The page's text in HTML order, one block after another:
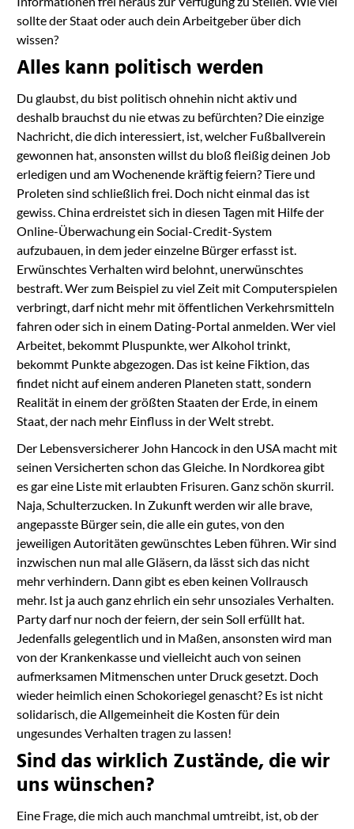
sollte der Staat oder auch dein Arbeitgeber über dich
wissen?
Alles kann politisch werden
Du glaubst, du bist politisch ohnehin nicht aktiv und
deshalb brauchst du nie etwas zu befürchten? Die einzige
Nachricht, die dich interessiert, ist, welcher Fußballverein
gewonnen hat, ansonsten willst du bloß fleißig deinen Job
erledigen und am Wochenende kräftig feiern? Tiere und
Proleten sind schließlich frei. Doch nicht einmal das ist
gewiss. China erdreistet sich in diesen Tagen mit Hilfe der
Online-Überwachung ein Social-Credit-System
aufzubauen, in dem jeder einzelne Bürger erfasst ist.
Erwünschtes Verhalten wird belohnt, unerwünschtes
bestraft. Wer zum Beispiel zu viel Zeit mit Computerspielen
verbringt, darf nicht mehr mit öffentlichen Verkehrsmitteln
fahren oder sich in einem Dating-Portal anmelden. Wer viel
Arbeitet, bekommt Pluspunkte, wer Alkohol trinkt,
bekommt Punkte abgezogen. Das ist keine Fiktion, das
findet nicht auf einem anderen Planeten statt, sondern
Realität in einem der größten Staaten der Erde, in einem
Staat, der nach mehr Einfluss in der Welt strebt.
Der Lebensversicherer John Hancock in den USA macht mit
seinen Versicherten schon das Gleiche. In Nordkorea gibt
es gar eine Liste mit erlaubten Frisuren. Ganz schön skurril.
Naja, Schulterzucken. In Zukunft werden wir alle brave,
angepasste Bürger sein, die alle ein gutes, von den
jeweiligen Autoritäten gewünschtes Leben führen. Wir sind
inzwischen nun mal alle Gläsern, da lässt sich das nicht
mehr verhindern. Dann gibt es eben keinen Vollrausch
mehr. Ist ja auch ganz ehrlich ein sehr unsoziales Verhalten.
Party darf nur noch der feiern, der sein Soll erfüllt hat.
Jedenfalls gelegentlich und in Maßen, ansonsten wird man
von der Krankenkasse und vielleicht auch von seinen
aufmerksamen Mitmenschen unter Druck gesetzt. Doch
wieder heimlich einen Schokoriegel genascht? Es ist nicht
solidarisch, die Allgemeinheit die Kosten für dein
ungesundes Verhalten tragen zu lassen!
Sind das wirklich Zustände, die wir
uns wünschen?
Eine Frage, die mich auch manchmal umtreibt, ist, ob der